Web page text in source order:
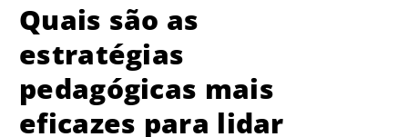
Quais são as
estratégias
pedagógicas mais
eficazes para lidar